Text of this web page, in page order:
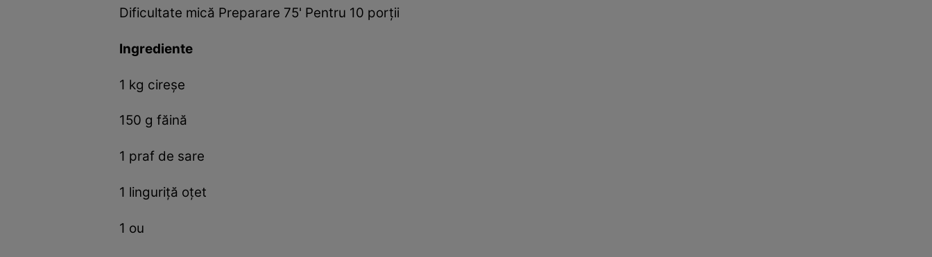
Dificultate mică Preparare 75' Pentru 10 porţii
Ingrediente
1 kg cireşe
150 g făină
1 praf de sare
1 linguriţă oţet
1 ou